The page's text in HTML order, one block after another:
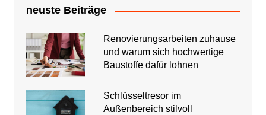
neuste Beiträge
Renovierungsarbeiten zuhause
und warum sich hochwertige
Baustoffe dafür lohnen
Schlüsseltresor im
Außenbereich stilvoll